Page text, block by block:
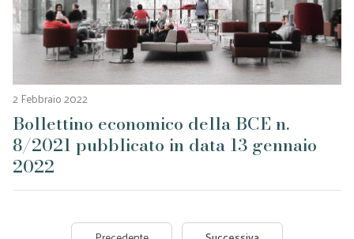
2 Febbraio 2022
Bollettino economico della BCE n.
8/2021 pubblicato in data 13 gennaio
2022